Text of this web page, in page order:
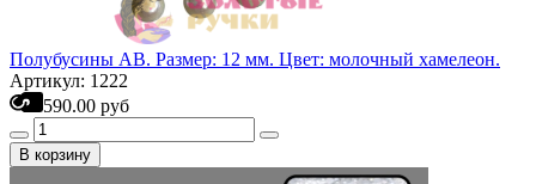
Полубусины АВ. Размер: 12 мм. Цвет: молочный хамелеон.
Артикул: 1222
590.00 руб
В корзину